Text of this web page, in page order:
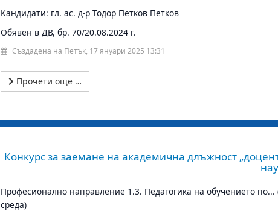
Кандидати: гл. ас. д-р Тодор Петков Петков
Обявен в ДВ, бр. 70/20.08.2024 г.
Създадена на Петък, 17 януари 2025 13:31
Прочети още …
Конкурс за заемане на академична длъжност
Професионално направление 1.3. Педагогика на обучението
среда)